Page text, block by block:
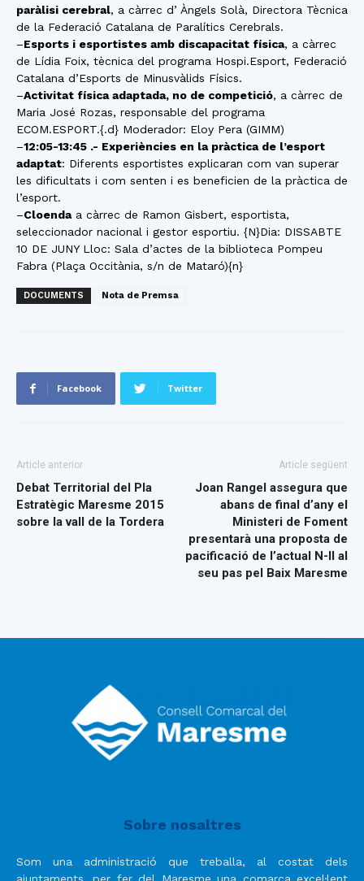
paràlisi cerebral, a càrrec d’ Àngels Solà, Directora Tècnica
de la Federació Catalana de Paralítics Cerebrals.
–Esports i esportistes amb discapacitat física, a càrrec
de Lídia Foix, tècnica del programa Hospi.Esport, Federació
Catalana d’Esports de Minusvàlids Físics.
–Activitat física adaptada, no de competició, a càrrec de
Maria José Rozas, responsable del programa
ECOM.ESPORT.{.d} Moderador: Eloy Pera (GIMM)
–12:05-13:45 .- Experiències en la pràctica de l’esport
adaptat: Diferents esportistes explicaran com van superar
les dificultats i com senten i es beneficien de la pràctica de
l’esport.
–Cloendaa càrrec de Ramon Gisbert, esportista,
seleccionador nacional i gestor esportiu. {N}Dia: DISSABTE
10 DE JUNY Lloc: Sala d’actes de la biblioteca Pompeu
Fabra (Plaça Occitània, s/n de Mataró){n}
DOCUMENTS Nota de Premsa
Facebook Twitter
Article anterior
Debat Territorial del Pla
Estratègic Maresme 2015
sobre la vall de la Tordera
Article següent
Joan Rangel assegura que
abans de final d’any el
Ministeri de Foment
presentarà una proposta de
pacificació de l’actual N-II al
seu pas pel Baix Maresme
Sobre nosaltres
Som una administració que treballa, al costat dels